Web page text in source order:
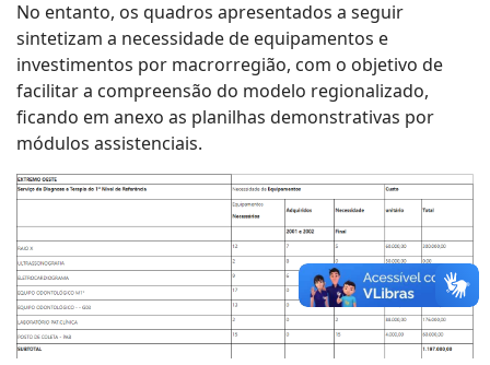
No entanto, os quadros apresentados a seguir
sintetizam a necessidade de equipamentos e
investimentos por macrorregião, com o objetivo de
facilitar a compreensão do modelo regionalizado,
ficando em anexo as planilhas demonstrativas por
módulos assistenciais.